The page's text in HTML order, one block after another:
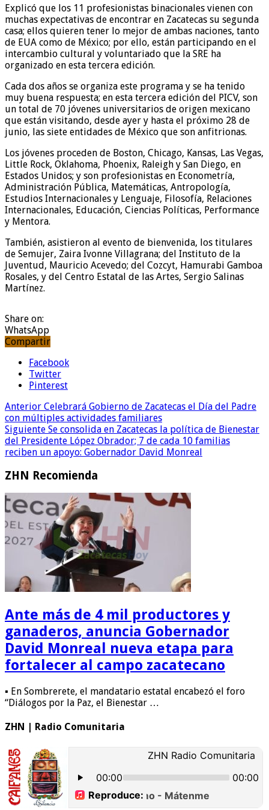
Explicó que los 11 profesionistas binacionales vienen con
muchas expectativas de encontrar en Zacatecas su segunda
casa; ellos quieren tener lo mejor de ambas naciones, tanto
de EUA como de México; por ello, están participando en el
intercambio cultural y voluntariado que la SRE ha
organizado en esta tercera edición.
Cada dos años se organiza este programa y se ha tenido
muy buena respuesta; en esta tercera edición del PICV, son
un total de 70 jóvenes universitarios de origen mexicano
que están visitando, desde ayer y hasta el próximo 28 de
junio, las siete entidades de México que son anfitrionas.
Los jóvenes proceden de Boston, Chicago, Kansas, Las Vegas,
Little Rock, Oklahoma, Phoenix, Raleigh y San Diego, en
Estados Unidos; y son profesionistas en Econometría,
Administración Pública, Matemáticas, Antropología,
Estudios Internacionales y Lenguaje, Filosofía, Relaciones
Internacionales, Educación, Ciencias Políticas, Performance
y Mentora.
También, asistieron al evento de bienvenida, los titulares
de Semujer, Zaira Ivonne Villagrana; del Instituto de la
Juventud, Mauricio Acevedo; del Cozcyt, Hamurabi Gamboa
Rosales, y del Centro Estatal de las Artes, Sergio Salinas
Martínez.
Share on:
WhatsApp
Compartir
Facebook
Twitter
Pinterest
Anterior Celebrará Gobierno de Zacatecas el Día del Padre
con múltiples actividades familiares
Siguiente Se consolida en Zacatecas la política de Bienestar
del Presidente López Obrador; 7 de cada 10 familias
reciben un apoyo: Gobernador David Monreal
ZHN Recomienda
Ante más de 4 mil productores y
ganaderos, anuncia Gobernador
David Monreal nueva etapa para
fortalecer al campo zacatecano
▪ En Sombrerete, el mandatario estatal encabezó el foro
“Diálogos por la Paz, el Bienestar …
ZHN | Radio Comunitaria